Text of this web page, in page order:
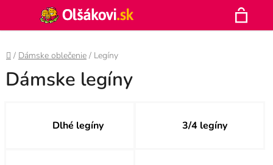
obsah
Hľadať
Domov
/ Dámske oblečenie / Legíny
Dámske legíny
Dlhé legíny 3/4 legíny